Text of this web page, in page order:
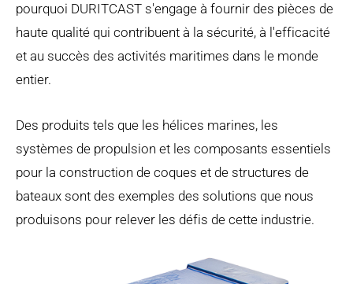
pourquoi DURITCAST s'engage à fournir des pièces de
haute qualité qui contribuent à la sécurité, à l'efficacité
et au succès des activités maritimes dans le monde
entier.
Des produits tels que les hélices marines, les
systèmes de propulsion et les composants essentiels
pour la construction de coques et de structures de
bateaux sont des exemples des solutions que nous
produisons pour relever les défis de cette industrie.